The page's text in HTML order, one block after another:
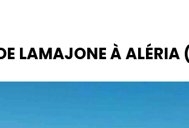
LAMAJONE À